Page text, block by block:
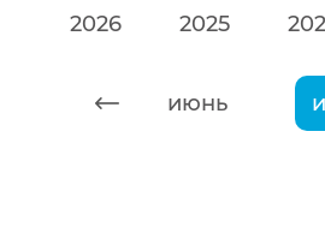
2026 2025
июнь